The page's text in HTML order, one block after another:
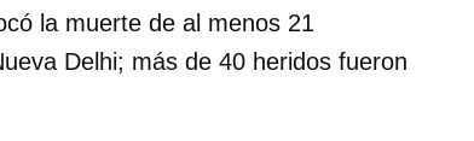
la muerte de al menos 21
Delhi; más de 40 heridos fueron